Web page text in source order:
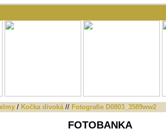
/ Kočka divoká// Fotografie D0803_3589ww2
FOTOBANKA